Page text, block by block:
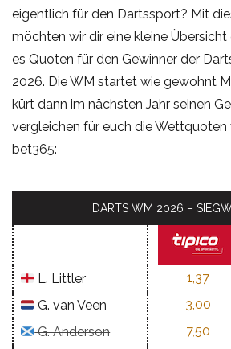
eigentlich für den Dartssport? Mit
möchten wir dir eine kleine
es Quoten für den Gewinner der
2026. Die WM startet wie gewohnt
kürt dann im nächsten Jahr seinen
vergleichen für euch die
bet365:
DARTS WM 2026 –
L. Littler 1,37
G. van Veen
3,00
G. Anderson
7,50